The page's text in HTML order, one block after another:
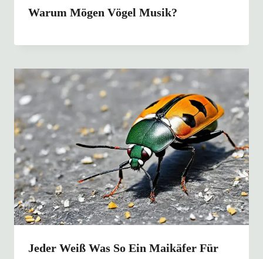
Warum Mögen Vögel Musik?
Jeder Weiß Was So Ein Maikäfer Für